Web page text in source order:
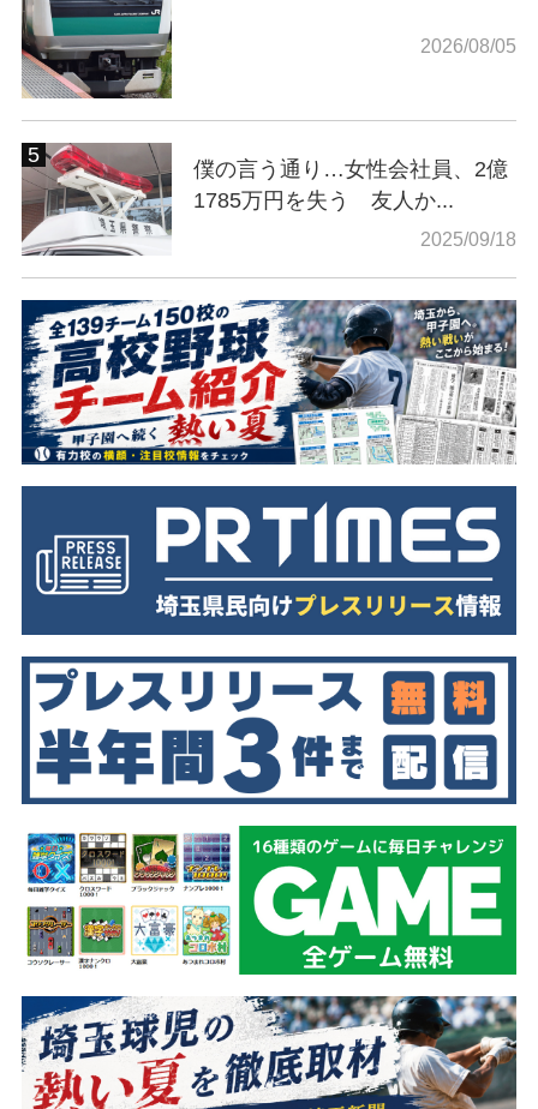
2026/08/05
僕の言う通り…女性会社員、2億
1785万円を失う 友人か...
2025/09/18